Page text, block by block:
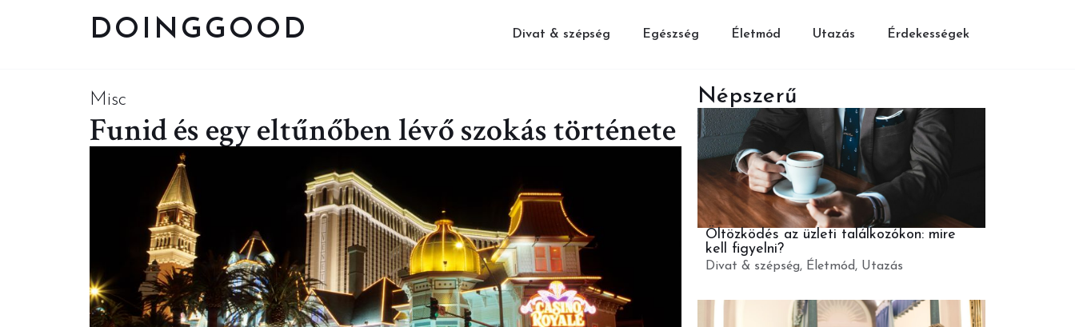
DOINGGOOD Divat & szépség Egészség Életmód Utazás Érdekességek
Misc
Funid és egy eltűnőben lévő szokás története
Népszerű
Öltözködés az üzleti találkozókon: mire
kell figyelni?
Divat & szépség, Életmód, Utazás